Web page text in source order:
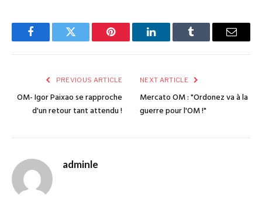
FacebookTwitter Pinterest LinkedInTumblr Email
PREVIOUS ARTICLE
OM- Igor Paixao se rapproche
d'un retour tant attendu !
NEXT ARTICLE
Mercato OM : "Ordonez va à la
guerre pour l'OM !"
adminle